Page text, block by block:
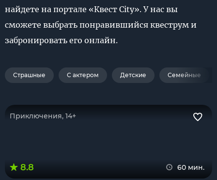
найдете на портале «Квест City». У нас вы
сможете выбрать понравившийся квеструм и
забронировать его онлайн.
Страшные С актером Детские Семейные
Приключения, 14+
8.8 60 мин.